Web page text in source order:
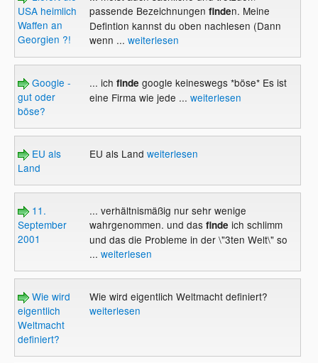
USA heimlich
Waffen an
Georgien ?!
passende Bezeichnungen finden. Meine
Defintion kannst du oben nachlesen (Dann
wenn ... weiterlesen
Google -
gut oder
böse?
... ich finde google keineswegs *böse* Es ist
eine Firma wie jede ... weiterlesen
EU als
Land
EU als Land weiterlesen
11.
September
2001
... verhältnismäßig nur sehr wenige
wahrgenommen. und dasfinde ich schlimm
und das die Probleme in der \"3ten Welt\" so
... weiterlesen
Wie wird
eigentlich
Weltmacht
definiert?
Wie wird eigentlich Weltmacht definiert?
weiterlesen